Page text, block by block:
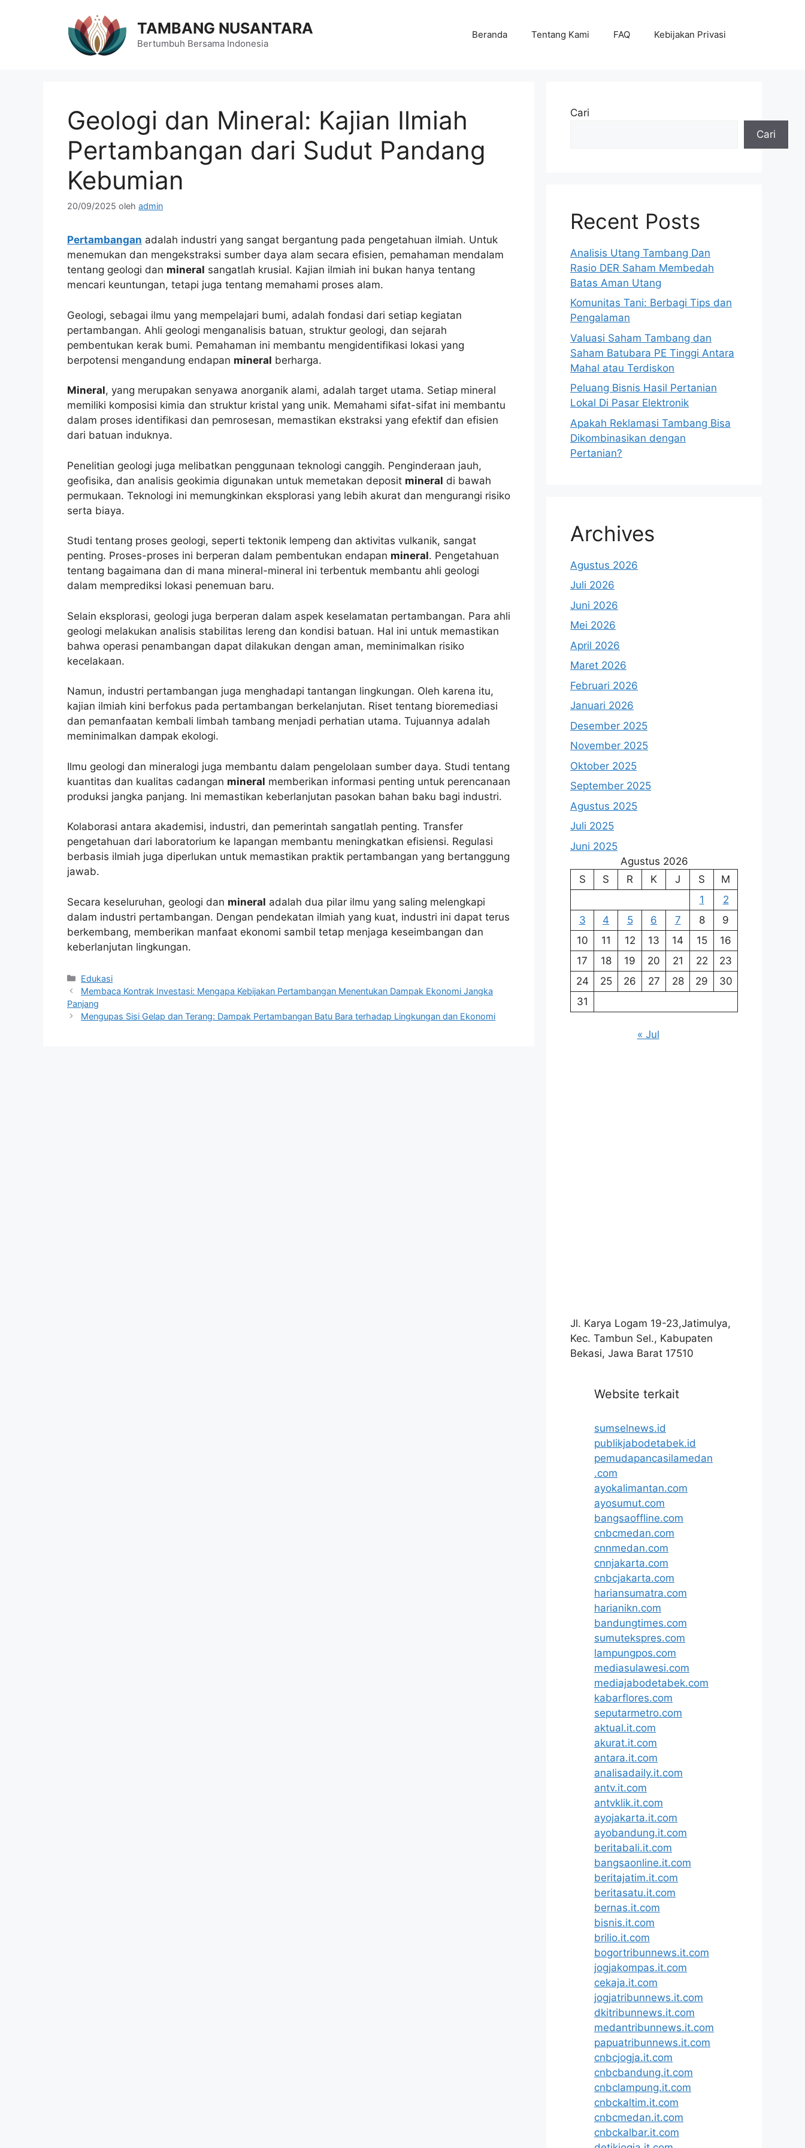
TAMBANG NUSANTARA
Bertumbuh Bersama Indonesia
Beranda Tentang Kami FAQ Kebijakan Privasi
Geologi dan Mineral: Kajian Ilmiah
Pertambangan dari Sudut Pandang
Kebumian
20/09/2025 oleh admin
Pertambangan adalah industri yang sangat bergantung pada pengetahuan ilmiah. Untuk
menemukan dan mengekstraksi sumber daya alam secara efisien, pemahaman mendalam
tentang geologi dan mineral sangatlah krusial. Kajian ilmiah ini bukan hanya tentang
mencari keuntungan, tetapi juga tentang memahami proses alam.
Geologi, sebagai ilmu yang mempelajari bumi, adalah fondasi dari setiap kegiatan
pertambangan. Ahli geologi menganalisis batuan, struktur geologi, dan sejarah
pembentukan kerak bumi. Pemahaman ini membantu mengidentifikasi lokasi yang
berpotensi mengandung endapan mineral berharga.
Mineral, yang merupakan senyawa anorganik alami, adalah target utama. Setiap mineral
memiliki komposisi kimia dan struktur kristal yang unik. Memahami sifat-sifat ini membantu
dalam proses identifikasi dan pemrosesan, memastikan ekstraksi yang efektif dan efisien
dari batuan induknya.
Penelitian geologi juga melibatkan penggunaan teknologi canggih. Penginderaan jauh,
geofisika, dan analisis geokimia digunakan untuk memetakan deposit mineral di bawah
permukaan. Teknologi ini memungkinkan eksplorasi yang lebih akurat dan mengurangi risiko
serta biaya.
Studi tentang proses geologi, seperti tektonik lempeng dan aktivitas vulkanik, sangat
penting. Proses-proses ini berperan dalam pembentukan endapan mineral. Pengetahuan
tentang bagaimana dan di mana mineral-mineral ini terbentuk membantu ahli geologi
dalam memprediksi lokasi penemuan baru.
Selain eksplorasi, geologi juga berperan dalam aspek keselamatan pertambangan. Para ahli
geologi melakukan analisis stabilitas lereng dan kondisi batuan. Hal ini untuk memastikan
bahwa operasi penambangan dapat dilakukan dengan aman, meminimalkan risiko
kecelakaan.
Namun, industri pertambangan juga menghadapi tantangan lingkungan. Oleh karena itu,
kajian ilmiah kini berfokus pada pertambangan berkelanjutan. Riset tentang bioremediasi
dan pemanfaatan kembali limbah tambang menjadi perhatian utama. Tujuannya adalah
meminimalkan dampak ekologi.
Ilmu geologi dan mineralogi juga membantu dalam pengelolaan sumber daya. Studi tentang
kuantitas dan kualitas cadangan mineral memberikan informasi penting untuk perencanaan
produksi jangka panjang. Ini memastikan keberlanjutan pasokan bahan baku bagi industri.
Kolaborasi antara akademisi, industri, dan pemerintah sangatlah penting. Transfer
pengetahuan dari laboratorium ke lapangan membantu meningkatkan efisiensi. Regulasi
berbasis ilmiah juga diperlukan untuk memastikan praktik pertambangan yang bertanggung
jawab.
Secara keseluruhan, geologi dan mineral adalah dua pilar ilmu yang saling melengkapi
dalam industri pertambangan. Dengan pendekatan ilmiah yang kuat, industri ini dapat terus
berkembang, memberikan manfaat ekonomi sambil tetap menjaga keseimbangan dan
keberlanjutan lingkungan.
Kategori
Edukasi
Membaca Kontrak Investasi: Mengapa Kebijakan Pertambangan Menentukan Dampak Ekonomi Jangka
Panjang
Mengupas Sisi Gelap dan Terang: Dampak Pertambangan Batu Bara terhadap Lingkungan dan Ekonomi
Cari
Cari
Recent Posts
Analisis Utang Tambang Dan
Rasio DER Saham Membedah
Batas Aman Utang
Komunitas Tani: Berbagi Tips dan
Pengalaman
Valuasi Saham Tambang dan
Saham Batubara PE Tinggi Antara
Mahal atau Terdiskon
Peluang Bisnis Hasil Pertanian
Lokal Di Pasar Elektronik
Apakah Reklamasi Tambang Bisa
Dikombinasikan dengan
Pertanian?
Archives
Agustus 2026
Juli 2026
Juni 2026
Mei 2026
April 2026
Maret 2026
Februari 2026
Januari 2026
Desember 2025
November 2025
Oktober 2025
September 2025
Agustus 2025
Juli 2025
Juni 2025
Agustus 2026
S
S R K J S
M
1
2
3
4 5 6 7 8
9
10
11 12 13 14 15
16
17
18 19 20 21 22
23
24
25 26 27 28 29
30
31
« Jul
Jl. Karya Logam 19-23,Jatimulya,
Kec. Tambun Sel., Kabupaten
Bekasi, Jawa Barat 17510
Website terkait
sumselnews.id
publikjabodetabek.id
pemudapancasilamedan
.com
ayokalimantan.com
ayosumut.com
bangsaoffline.com
cnbcmedan.com
cnnmedan.com
cnnjakarta.com
cnbcjakarta.com
hariansumatra.com
harianikn.com
bandungtimes.com
sumutekspres.com
lampungpos.com
mediasulawesi.com
mediajabodetabek.com
kabarflores.com
seputarmetro.com
aktual.it.com
akurat.it.com
antara.it.com
analisadaily.it.com
antv.it.com
antvklik.it.com
ayojakarta.it.com
ayobandung.it.com
beritabali.it.com
bangsaonline.it.com
beritajatim.it.com
beritasatu.it.com
bernas.it.com
bisnis.it.com
brilio.it.com
bogortribunnews.it.com
jogjakompas.it.com
cekaja.it.com
jogjatribunnews.it.com
dkitribunnews.it.com
medantribunnews.it.com
papuatribunnews.it.com
cnbcjogja.it.com
cnbcbandung.it.com
cnbclampung.it.com
cnbckaltim.it.com
cnbcmedan.it.com
cnbckalbar.it.com